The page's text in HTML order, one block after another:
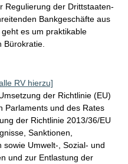
Regulierung der Drittstaaten-
Bankgeschäfte aus
es um praktikable
Bürokratie.
RV hierzu]
der Richtlinie (EU)
Parlaments und des Rates
der Richtlinie 2013/36/EU
Sanktionen,
Umwelt-, Sozial- und
und zur Entlastung der